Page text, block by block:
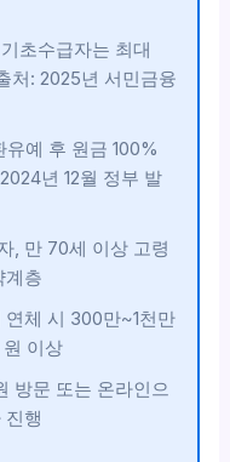
초수급자는 최대
처: 2025년 서민금융
유예 후 원금 100%
년 12월 정부 발
, 만 70세 이상 고령
계층
체 시 300만~1천만
이상
방문 또는 온라인으
진행